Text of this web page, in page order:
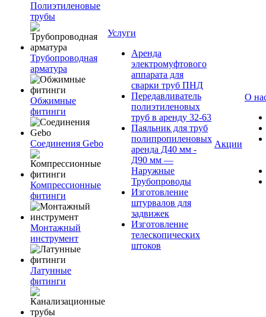
Полиэтиленовые
трубы
Трубопроводная
арматура
Обжимные
фитинги
Соединения Gebo
Компрессионные
фитинги
Монтажный
инструмент
Латунные
фитинги
Услуги
Аренда
электромуфтового
аппарата для
сварки труб ПНД
Передавливатель
полиэтиленовых
труб в аренду 32-63
Паяльник для труб
полипропиленовых
аренда Д40 мм -
Д90 мм —
Наружные
Трубопроводы
Изготовление
штурвалов для
задвижек
Изготовление
телескопических
штоков
Акции
О